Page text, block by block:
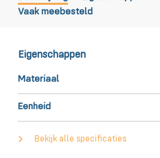
Vaak meebesteld
Eigenschappen
Materiaal
Eenheid
Bekijk alle specificaties